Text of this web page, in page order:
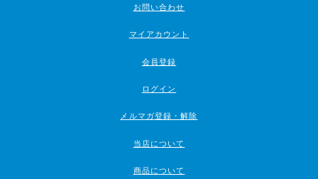
お問い合わせ
マイアカウント
会員登録
ログイン
メルマガ登録・解除
当店について
商品について